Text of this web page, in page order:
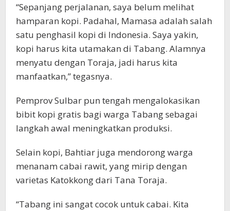
“Sepanjang perjalanan, saya belum melihat
hamparan kopi. Padahal, Mamasa adalah salah
satu penghasil kopi di Indonesia. Saya yakin,
kopi harus kita utamakan di Tabang. Alamnya
menyatu dengan Toraja, jadi harus kita
manfaatkan,” tegasnya.
Pemprov Sulbar pun tengah mengalokasikan
bibit kopi gratis bagi warga Tabang sebagai
langkah awal meningkatkan produksi.
Selain kopi, Bahtiar juga mendorong warga
menanam cabai rawit, yang mirip dengan
varietas Katokkong dari Tana Toraja.
“Tabang ini sangat cocok untuk cabai. Kita